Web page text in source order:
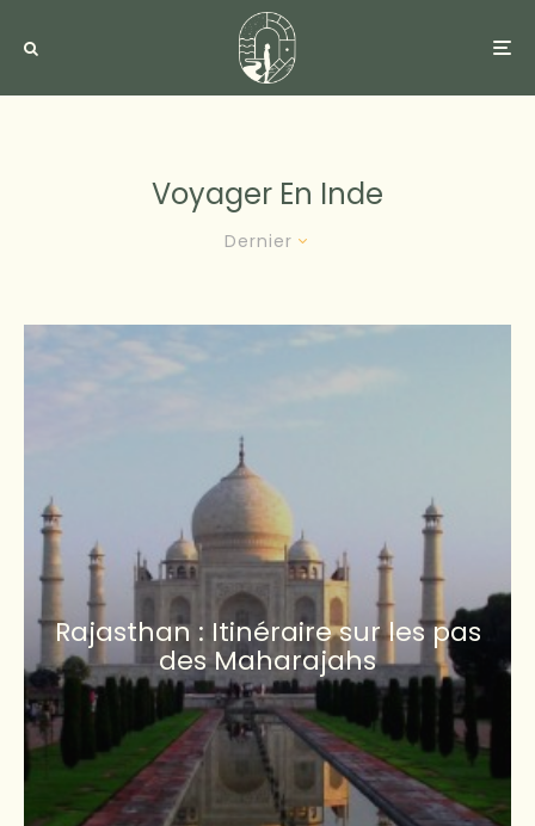
Voyager En Inde
Dernier
Rajasthan : Itinéraire sur les pas
des Maharajahs